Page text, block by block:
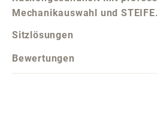
Mechanikauswahl und
Sitzlösungen
Bewertungen